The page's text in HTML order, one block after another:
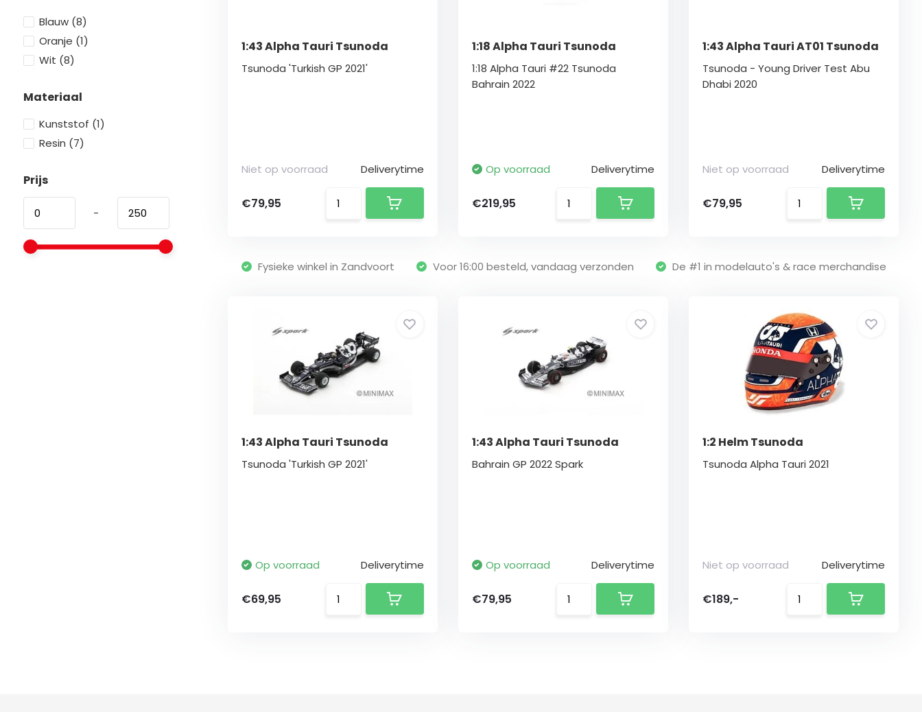
Blauw (8)
Oranje (1)
Wit (8)
Materiaal
Kunststof (1)
Resin (7)
Prijs
-
1:43 Alpha Tauri Tsunoda
Tsunoda 'Turkish GP 2021'
Niet op voorraad Deliverytime
€79,95
1:18 Alpha Tauri Tsunoda
1:18 Alpha Tauri #22 Tsunoda
Bahrain 2022
Op voorraad Deliverytime
€219,95
1:43 Alpha Tauri AT01 Tsunoda
Tsunoda - Young Driver Test Abu
Dhabi 2020
Niet op voorraad Deliverytime
€79,95
Fysieke winkel in Zandvoort Voor 16:00 besteld, vandaag verzonden De #1 in modelauto's & race merchandise
1:43 Alpha Tauri Tsunoda
Tsunoda 'Turkish GP 2021'
Op voorraad Deliverytime
€69,95
1:43 Alpha Tauri Tsunoda
Bahrain GP 2022 Spark
Op voorraad Deliverytime
€79,95
1:2 Helm Tsunoda
Tsunoda Alpha Tauri 2021
Niet op voorraad Deliverytime
€189,-